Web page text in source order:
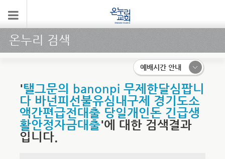
온누리 검색
예배시간 안내
'탤그문의 banonpi 무제한달심팝니
다 바넌피선불유심내구제 경기도소
액간편급전대출 당일개인돈 긴급생
활안정자금대출'에 대한 검색결과
입니다.